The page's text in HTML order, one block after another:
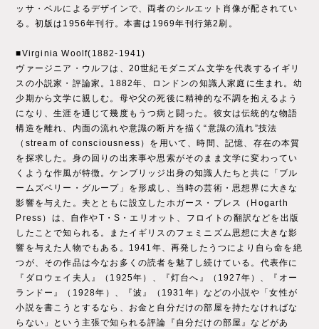
ッサ・ベルによるデザインで、両者のシルエット肖像が配されてい
る。初版は1956年刊行。本書は1969年刊行第2刷。
■Virginia Woolf(1882-1941)
ヴァージニア・ウルフは、20世紀モダニズム文学を代表するイギリ
スの小説家・評論家。1882年、ロンドンの知識人家庭に生まれ。幼
少期から文学に親しむ。母や父の死後に精神的な不調を抱えるよう
になり、生涯を通じて幾度もうつ病と闘った。彼女は伝統的な物語
構造を離れ、内面の流れや意識の断片を描く“意識の流れ”技法
（stream of consciousness）を用いて、時間、記憶、存在の本質
を探求した。身の回りの出来事や思索がそのまま文学に変わってい
くような作風が特徴。ケンブリッジ出身の知識人たちと共に「ブル
ームズベリー・グループ」を形成し、当時の芸術・思想界に大きな
影響を与えた。夫とともに設立したホガース・プレス（Hogarth
Press）は、自作やT・S・エリオット、フロイトの翻訳などを出版
したことで知られる。またイギリスのフェミニズム思想に大きな影
響を与えた人物でもある。1941年、再発したうつにより自ら命を絶
つが、その作品は今なお多くの読者を魅了し続けている。代表作に
『ダロウェイ夫人』（1925年）、『灯台へ』（1927年）、『オー
ランドー』（1928年）、『波』（1931年）などの小説や「女性が
小説を書こうとするなら、お金と自分だけの部屋を持たなければな
らない」という主張で知られる評論『自分だけの部屋』などがあ